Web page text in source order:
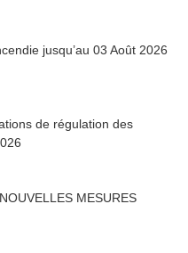
jusqu’au 03 Août 2026
de régulation des
MESURES